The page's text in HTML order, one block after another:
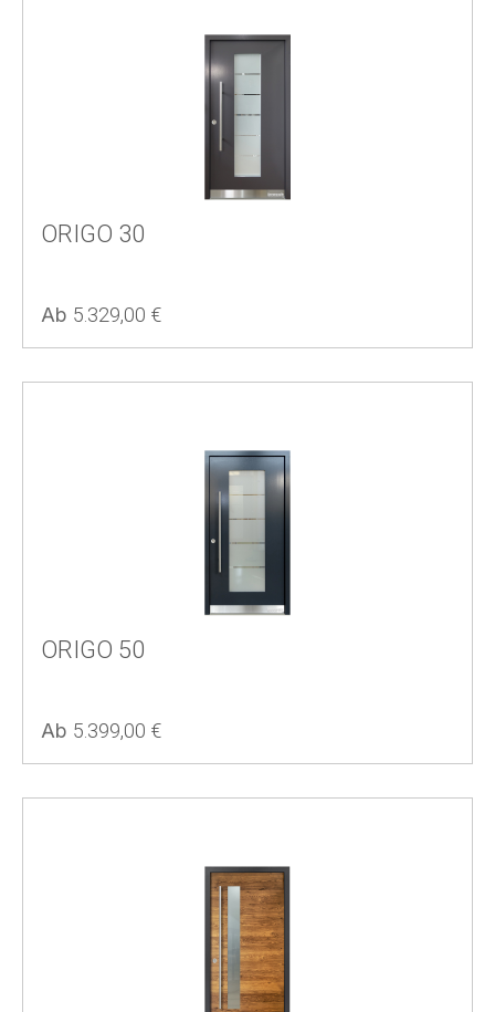
ORIGO 30
Regulärer Preis:
Ab 5.329,00 €
ORIGO 50
Regulärer Preis:
Ab 5.399,00 €